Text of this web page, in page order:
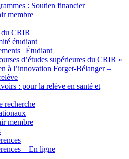
: Soutien financier
membre
du CRIR
étudiant
| Étudiant
d’études supérieures du CRIR »
à l’innovation Forget-Bélanger –
: pour la relève en santé et
recherche
membre
– En ligne